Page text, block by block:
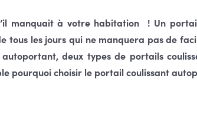
manquait à votre habitation ! Un
tous les jours qui ne manquera pas de
deux types de portails
pourquoi choisir le portail coulissant